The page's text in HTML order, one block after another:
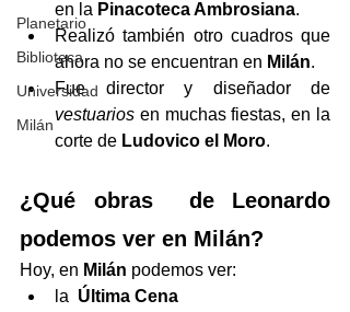
Planetario
Biblioteca
Universidad
Milán
en la Pinacoteca Ambrosiana.
Realizó también otro cuadros que
ahora no se encuentran en Milán.
vestuarios en muchas fiestas, en la
corte de Ludovico el Moro.
¿Qué obras  de Leonardo
podemos ver en Milán?
Hoy, en Milán podemos ver:
la Última Cena